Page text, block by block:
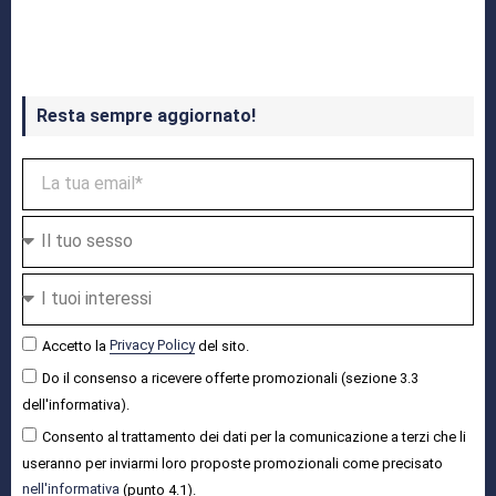
Resta sempre aggiornato!
Accetto la Privacy Policydel sito.
Do il consenso a ricevere offerte promozionali (sezione 3.3
dell'informativa).
Consento al trattamento dei dati per la comunicazione a terzi che li
useranno per inviarmi loro proposte promozionali come precisato
nell'informativa (punto 4.1).